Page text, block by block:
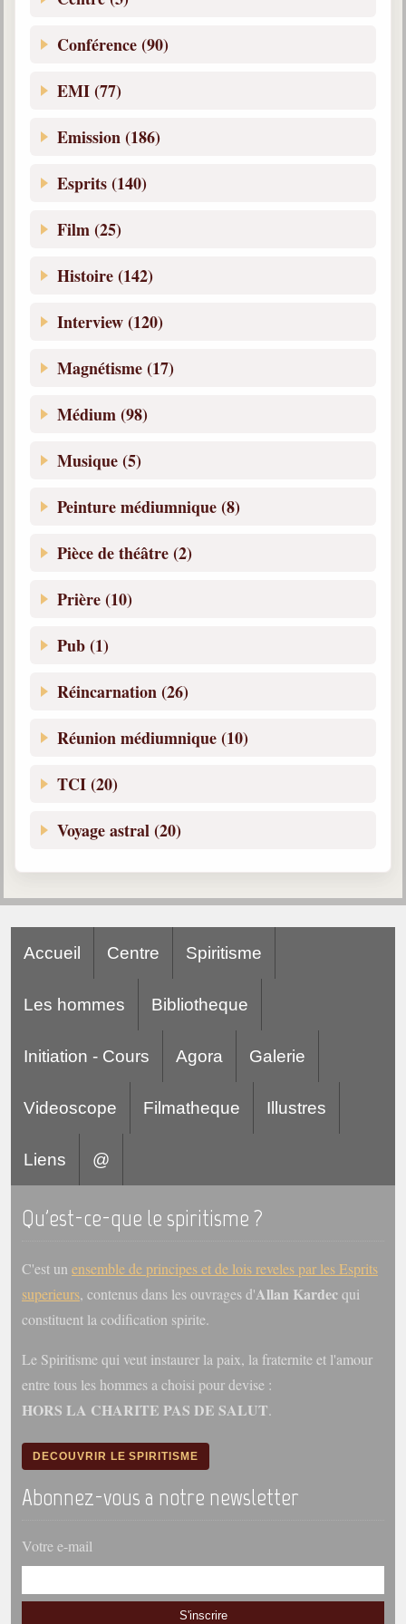
Belgique, Lux. et Canada
Fédérations spirites
Conférence (90)
EMI (77)
Emission (186)
Esprits (140)
Film (25)
Histoire (142)
Interview (120)
Magnétisme (17)
Médium (98)
Musique (5)
Peinture médiumnique (8)
Pièce de théâtre (2)
Prière (10)
Pub (1)
Réincarnation (26)
Réunion médiumnique (10)
TCI (20)
Voyage astral (20)
Accueil Centre Spiritisme
Les hommes Bibliotheque
Initiation - Cours Agora Galerie
Videoscope Filmatheque Illustres
Liens @
Qu'est-ce-que le spiritisme ?
C'est un ensemble de principes et de lois reveles par les Esprits
superieurs, contenus dans les ouvrages d'Allan Kardecqui
constituent la codification spirite.
Le Spiritisme qui veut instaurer la paix, la fraternite et l'amour
entre tous les hommes a choisi pour devise :
HORS LA CHARITE PAS DE SALUT.
DECOUVRIR LE SPIRITISME
Abonnez-vous a notre newsletter
Votre e-mail
S'inscrire